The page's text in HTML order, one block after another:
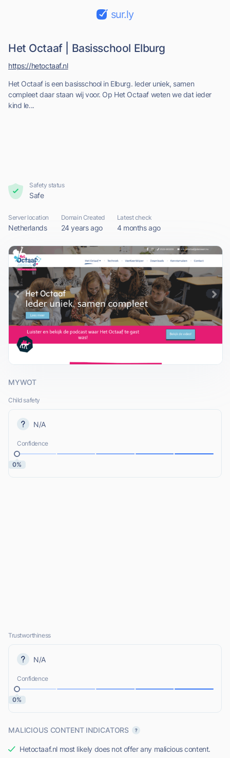
sur.ly
Het Octaaf | Basisschool Elburg
Het Octaaf is een basisschool in Elburg. Ieder uniek, samen
compleet daar staan wij voor. Op Het Octaaf weten we dat ieder
kind le...
https://hetoctaaf.nl
Safety status
Safe
Server location
Netherlands
Domain Created
24 years ago
Latest check
4 months ago
MYWOT
Child safety
N/A
Confidence
0%
Trustworthiness
N/A
Confidence
0%
MALICIOUS CONTENT INDICATORS
Hetoctaaf.nl most likely does not offer any malicious content.